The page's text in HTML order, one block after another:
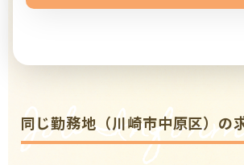
Job
同じ勤務地（川崎市中原区）の